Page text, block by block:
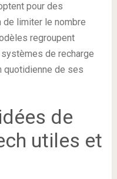
pour des
limiter le nombre
regroupent
de recharge
quotidienne de ses
de
utiles et